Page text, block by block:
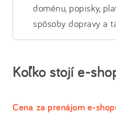
doménu, popisky,
spôsoby dopravy a
Koľko stojí e-
Cena za prenájom e-